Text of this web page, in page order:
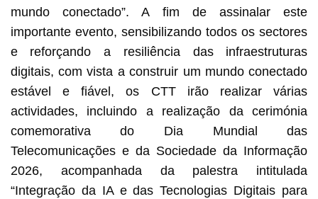
mundo conectado”. A fim de assinalar este
importante evento, sensibilizando todos os sectores
e reforçando a resiliência das infraestruturas
digitais, com vista a construir um mundo conectado
estável e fiável, os CTT irão realizar várias
actividades, incluindo a realização da cerimónia
comemorativa do Dia Mundial das
Telecomunicações e da Sociedade da Informação
2026, acompanhada da palestra intitulada
“Integração da IA e das Tecnologias Digitais para